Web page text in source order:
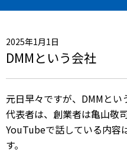
2025年1月1日
DMMという会社
元日早々ですが、DMMとい
代表者は、創業者は亀山敬
YouTubeで話している内容
す。